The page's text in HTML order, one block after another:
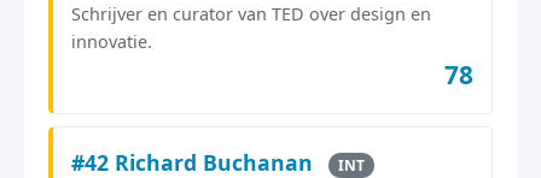
Schrijver en curator van TED over design en
innovatie.
78
#42 Richard Buchanan INT